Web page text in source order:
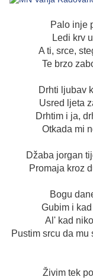
Palo inje
Ledi krv
A ti, srce,
Te brzo
Drhti ljubav
Usred ljeta
Drhtim i ja,
Otkada mi
Džaba jorgan
Promaja kroz
Bogu
Gubim i
Al' kad
Pustim srcu da
Živim tek